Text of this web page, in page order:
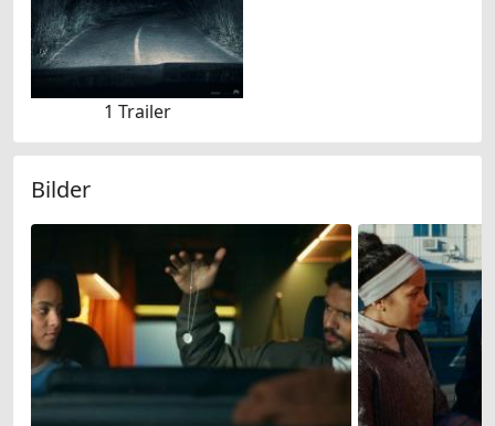
1 Trailer
Bilder